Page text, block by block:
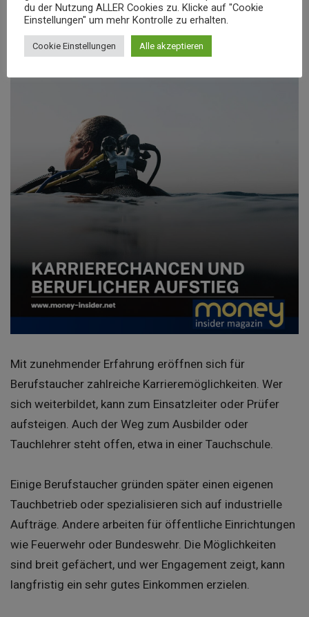
beruflicher Aufstieg
Mit zunehmender Erfahrung eröffnen sich für
Berufstaucher zahlreiche Karrieremöglichkeiten. Wer
sich weiterbildet, kann zum Einsatzleiter oder Prüfer
aufsteigen. Auch der Weg zum Ausbilder oder
Tauchlehrer steht offen, etwa in einer Tauchschule.
Einige Berufstaucher gründen später einen eigenen
Tauchbetrieb oder spezialisieren sich auf industrielle
Aufträge. Andere arbeiten für öffentliche Einrichtungen
wie Feuerwehr oder Bundeswehr. Die Möglichkeiten
sind breit gefächert, und wer Engagement zeigt, kann
langfristig ein sehr gutes Einkommen erzielen.
du der Nutzung ALLER Cookies zu. Klicke auf "Cookie
Einstellungen" um mehr Kontrolle zu erhalten.
Cookie Einstellungen Alle akzeptieren